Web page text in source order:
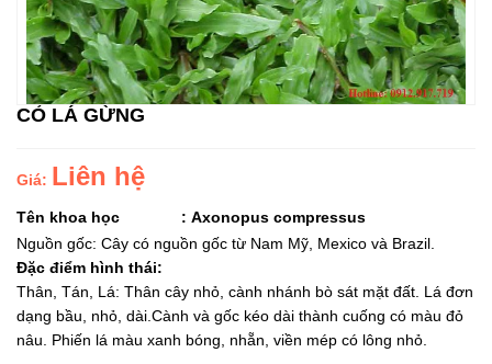
CỎ LÁ GỪNG
Giá: Liên hệ
Tên khoa học : Axonopus compressus
Nguồn gốc: Cây có nguồn gốc từ Nam Mỹ, Mexico và Brazil.
Đặc điểm hình thái:
Thân, Tán, Lá: Thân cây nhỏ, cành nhánh bò sát mặt đất. Lá đơn
dạng bầu, nhỏ, dài.Cành và gốc kéo dài thành cuống có màu đỏ
nâu. Phiến lá màu xanh bóng, nhẵn, viền mép có lông nhỏ.